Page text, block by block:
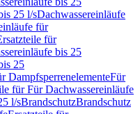
25 l/sDachwassereinläufe
für
für
bis 25
25
DampfsperrenelementeFür
für Für Dachwassereinläufe
l/sBrandschutzBrandschutz